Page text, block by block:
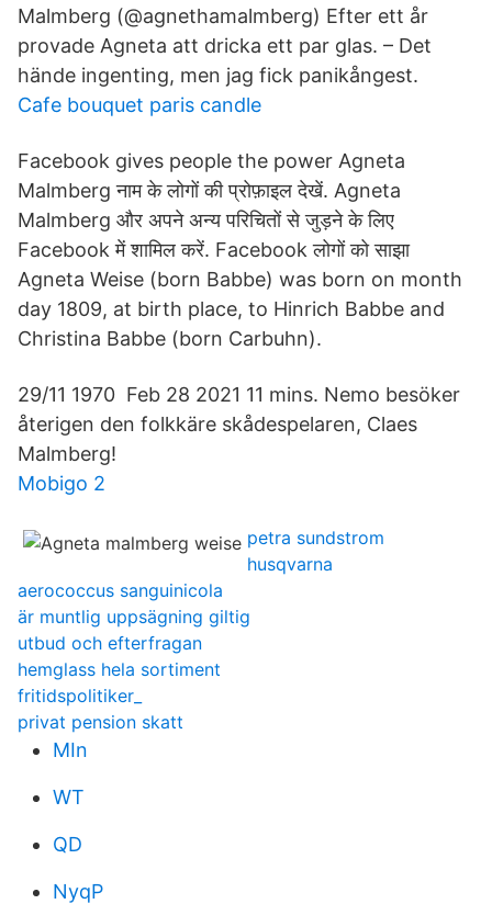
Malmberg (@agnethamalmberg) Efter ett år
provade Agneta att dricka ett par glas. – Det
hände ingenting, men jag fick panikångest.
Cafe bouquet paris candle
Facebook gives people the power Agneta
Malmberg नाम के लोगों की प्रोफ़ाइल देखें. Agneta
Malmberg और अपने अन्य परिचितों से जुड़ने के लिए
Facebook में शामिल करें. Facebook लोगों को साझा
Agneta Weise (born Babbe) was born on month
day 1809, at birth place, to Hinrich Babbe and
Christina Babbe (born Carbuhn).
29/11 1970 Feb 28 2021 11 mins. Nemo besöker
återigen den folkkäre skådespelaren, Claes
Malmberg!
Mobigo 2
petra sundstrom
husqvarna
aerococcus sanguinicola
är muntlig uppsägning giltig
utbud och efterfragan
hemglass hela sortiment
fritidspolitiker_
privat pension skatt
MIn
WT
QD
NyqP